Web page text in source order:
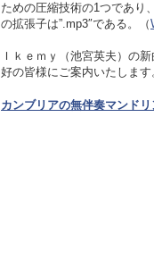
ための圧縮技術の1つであり
の拡張子は”.mp3″である。（
Ｉｋｅｍｙ（池宮英夫）の
好の皆様にご案内いたします
カンブリアの無伴奏マンド